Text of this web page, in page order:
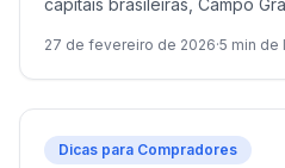
capitais brasileiras, Campo
27 de fevereiro de 2026·5 min de
Dicas para Compradores